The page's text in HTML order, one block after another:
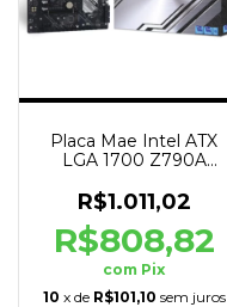
Placa Mae Intel ATX
LGA 1700 Z790A
12º/13ºG
R$1.011,02
R$808,82
com Pix
10 x de R$101,10 sem juros